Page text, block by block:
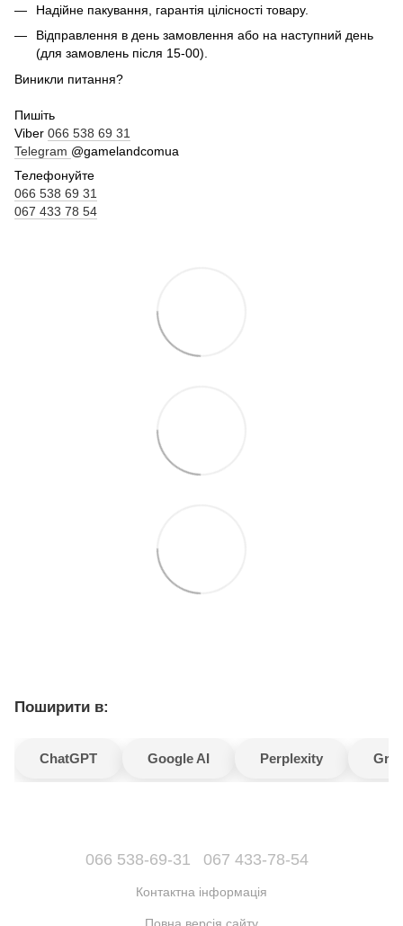
Надійне пакування, гарантія цілісності товару.
Відправлення в день замовлення або на наступний день
(для замовлень після 15-00).
Виникли питання?
Пишіть
Viber 066 538 69 31
Telegram @gamelandcomua
Телефонуйте
066 538 69 31
067 433 78 54
Поширити в:
ChatGPT Google AI Perplexity
066 538-69-31 067 433-78-54
Контактна інформація
Повна версія сайту